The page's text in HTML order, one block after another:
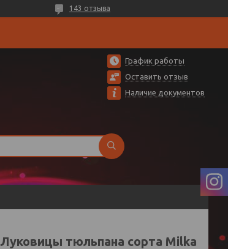
143 отзыва
График работы
Оставить отзыв
Наличие документов
Луковицы тюльпана сорта Milka